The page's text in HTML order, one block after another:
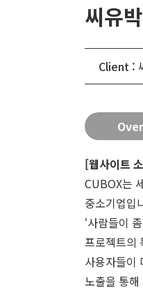
씨유
Client :
[웹사이트
CUBOX는
중소기업입
‘사람들이
프로젝트의
사용자들이
노출을 통